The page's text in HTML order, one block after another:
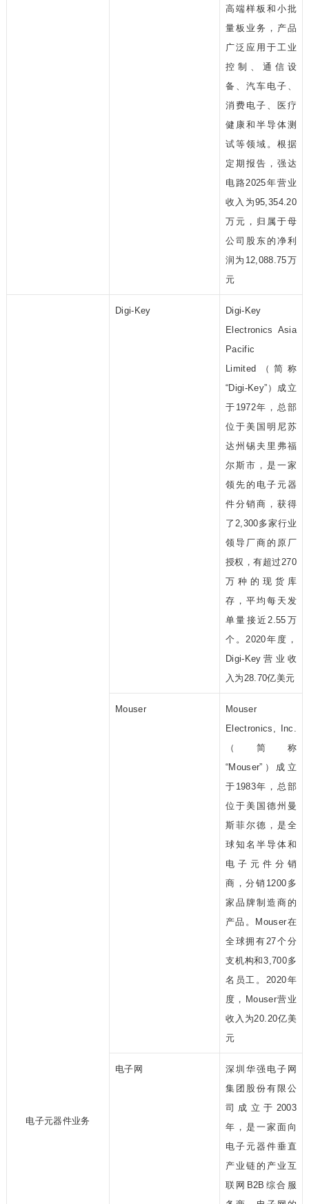
高端样板和小批
量板业务，产品
广泛应用于工业
控制、通信设
备、汽车电子、
消费电子、医疗
健康和半导体测
试等领域。根据
定期报告，强达
电路2025年营业
收入为95,354.20
万元，归属于母
公司股东的净利
润为12,088.75万
元
电子元器件业务
Digi-Key
Digi-Key
Electronics Asia
Pacific
Limited（简称
“Digi-Key”）成立
于1972年，总部
位于美国明尼苏
达州锡夫里弗福
尔斯市，是一家
领先的电子元器
件分销商，获得
了2,300多家行业
领导厂商的原厂
授权，有超过270
万种的现货库
存，平均每天发
单量接近2.55万
个。2020年度，
Digi-Key营业收
入为28.70亿美元
Mouser
Mouser
Electronics, Inc.
（简称
“Mouser”）成立
于1983年，总部
位于美国德州曼
斯菲尔德，是全
球知名半导体和
电子元件分销
商，分销1200多
家品牌制造商的
产品。Mouser在
全球拥有27个分
支机构和3,700多
名员工。2020年
度，Mouser营业
收入为20.20亿美
元
电子网
深圳华强电子网
集团股份有限公
司成立于2003
年，是一家面向
电子元器件垂直
产业链的产业互
联网B2B综合服